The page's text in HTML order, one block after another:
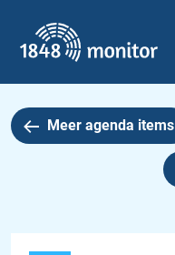
Hoofdmenu
Meer agenda items